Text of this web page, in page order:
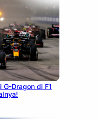
G-Dragon di F1